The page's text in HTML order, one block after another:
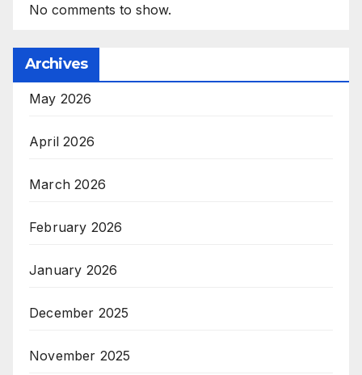
No comments to show.
Archives
May 2026
April 2026
March 2026
February 2026
January 2026
December 2025
November 2025